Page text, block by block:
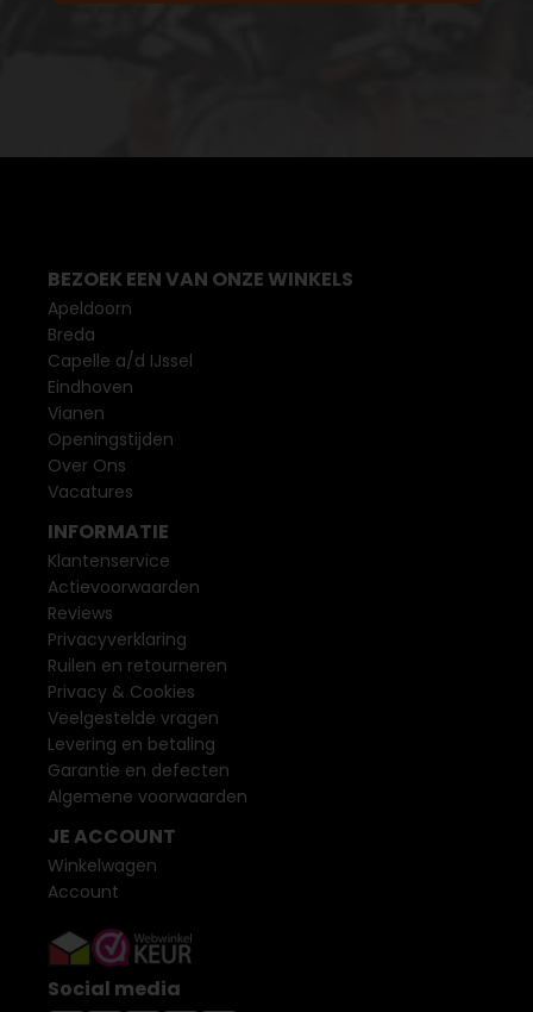
BEZOEK EEN VAN ONZE WINKELS
Apeldoorn
Breda
Capelle a/d IJssel
Eindhoven
Vianen
Openingstijden
Over Ons
Vacatures
INFORMATIE
Klantenservice
Actievoorwaarden
Reviews
Privacyverklaring
Ruilen en retourneren
Privacy & Cookies
Veelgestelde vragen
Levering en betaling
Garantie en defecten
Algemene voorwaarden
JE ACCOUNT
Winkelwagen
Account
Social media